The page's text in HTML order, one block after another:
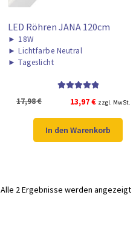
LED Röhren JANA 120cm
► 18W
► Lichtfarbe Neutral
► Tageslicht
von 5
17,98€
Ursprünglicher
war:
17,98 €
13,97€Aktueller
ist:
13,97 €.
zzgl. MwSt.
In den Warenkorb
Alle 2 Ergebnisse werden angezeigt